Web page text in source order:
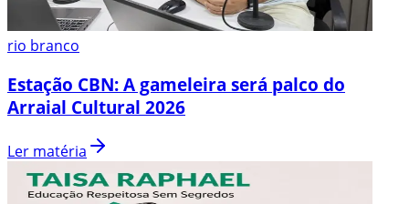
rio branco
Estação CBN: A gameleira será palco do
Arraial Cultural 2026
Ler matéria